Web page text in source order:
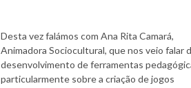
Desta vez falámos com Ana Rita Camará,
Animadora Sociocultural, que nos veio falar
desenvolvimento de ferramentas
particularmente sobre a criação de jogos